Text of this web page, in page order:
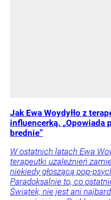
Jak Ewa Woydyłło z
influencerką. „Opowiada
brednie”
W ostatnich latach Ewa
terapeutki uzależnień
niekiedy głoszącą pop-
Paradoksalnie to, co
Świątek, nie jest ani